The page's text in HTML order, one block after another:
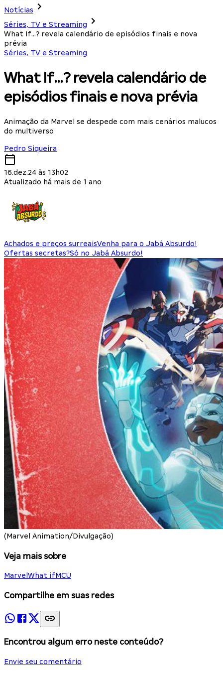
Notícias
Séries, TV e Streaming
What If…? revela calendário de episódios finais e nova
prévia
Séries, TV e Streaming
What If…? revela calendário de
episódios finais e nova prévia
Animação da Marvel se despede com mais cenários malucos
do multiverso
Pedro Siqueira
16.dez.24 às 13h02
Atualizado há mais de 1 ano
Achados e preços surreaisVenha para o Jabá Absurdo!
Ofertas secretas?Só no Jabá Absurdo!
(Marvel Animation/Divulgação)
Veja mais sobre
Marvel What ifMCU
Compartilhe em suas redes
Encontrou algum erro neste conteúdo?
Envie seu comentário